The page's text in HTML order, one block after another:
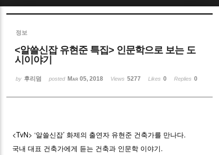
정보
<알쓸신잡 유현준 특집> 인문학으로 보는 도
시이야기
by 후리덤 posted Mar 05, 2018 Views 5277 Likes 0 Replies 0
<TvN> ‘알쓸신잡’ 화제의 출연자 유현준 건축가를 만나다.
국내 대표 건축가에게 듣는 건축과 인문학 이야기.
Sketchbook5, 스케치북5
Sketchbook5, 스케치북5